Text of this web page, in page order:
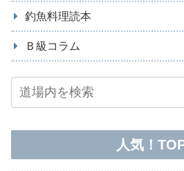
釣魚料理読本
Ｂ級コラム
人気！